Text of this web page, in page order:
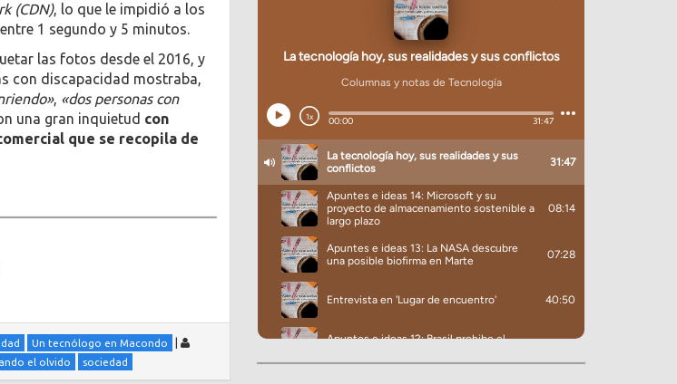
(CDN), lo que le impidió a los
1 segundo y 5 minutos.
las fotos desde el 2016, y
con discapacidad mostraba,
, «dos personas con
una gran inquietud con
que se recopila de
Un tecnólogo en Macondo
|
el olvido sociedad